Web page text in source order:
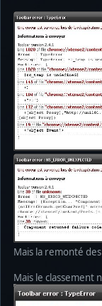
Mais la remonté
Mais le classement